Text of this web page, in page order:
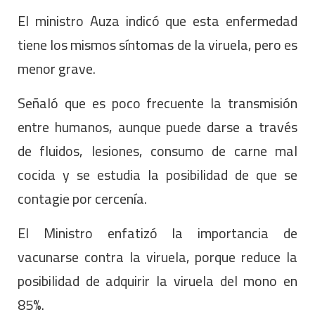
El ministro Auza indicó que esta enfermedad
tiene los mismos síntomas de la viruela, pero es
menor grave.
Señaló que es poco frecuente la transmisión
entre humanos, aunque puede darse a través
de fluidos, lesiones, consumo de carne mal
cocida y se estudia la posibilidad de que se
contagie por cercenía.
El Ministro enfatizó la importancia de
vacunarse contra la viruela, porque reduce la
posibilidad de adquirir la viruela del mono en
85%.